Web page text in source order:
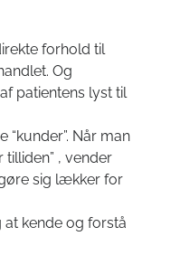
forhold til
Og
patientens lyst til
“kunder”. Når man
tilliden” , vender
sig lækker for
kende og forstå